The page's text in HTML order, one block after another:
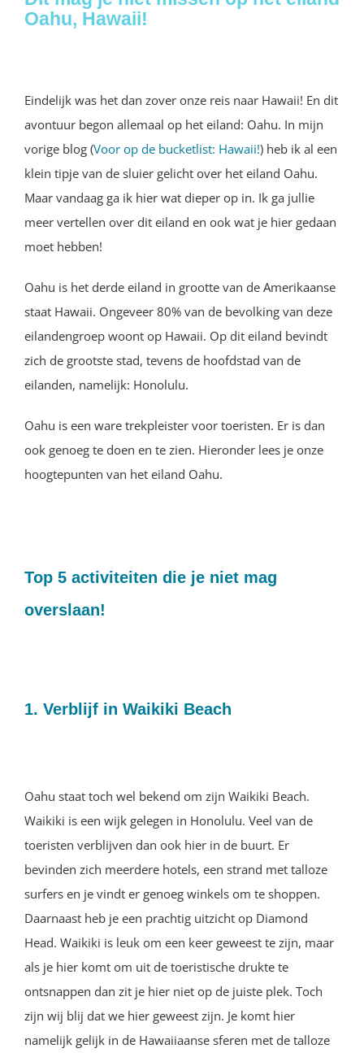
Oahu, Hawaii!
Eindelijk was het dan zover onze reis naar Hawaii! En dit
avontuur begon allemaal op het eiland: Oahu. In mijn
vorige blog (Voor op de bucketlist: Hawaii!) heb ik al een
klein tipje van de sluier gelicht over het eiland Oahu.
Maar vandaag ga ik hier wat dieper op in. Ik ga jullie
meer vertellen over dit eiland en ook wat je hier gedaan
moet hebben!
Oahu is het derde eiland in grootte van de Amerikaanse
staat Hawaii. Ongeveer 80% van de bevolking van deze
eilandengroep woont op Hawaii. Op dit eiland bevindt
zich de grootste stad, tevens de hoofdstad van de
eilanden, namelijk: Honolulu.
Oahu is een ware trekpleister voor toeristen. Er is dan
ook genoeg te doen en te zien. Hieronder lees je onze
hoogtepunten van het eiland Oahu.
Top 5 activiteiten die je niet mag
overslaan!
1. Verblijf in Waikiki Beach
Oahu staat toch wel bekend om zijn Waikiki Beach.
Waikiki is een wijk gelegen in Honolulu. Veel van de
toeristen verblijven dan ook hier in de buurt. Er
bevinden zich meerdere hotels, een strand met talloze
surfers en je vindt er genoeg winkels om te shoppen.
Daarnaast heb je een prachtig uitzicht op Diamond
Head. Waikiki is leuk om een keer geweest te zijn, maar
als je hier komt om uit de toeristische drukte te
ontsnappen dan zit je hier niet op de juiste plek. Toch
zijn wij blij dat we hier geweest zijn. Je komt hier
namelijk gelijk in de Hawaiiaanse sferen met de talloze